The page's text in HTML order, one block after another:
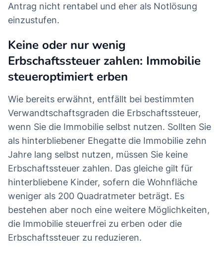
Antrag nicht rentabel und eher als Notlösung
einzustufen.
Keine oder nur wenig
Erbschaftssteuer zahlen: Immobilie
steueroptimiert erben
Wie bereits erwähnt, entfällt bei bestimmten
Verwandtschaftsgraden die Erbschaftssteuer,
wenn Sie die Immobilie selbst nutzen. Sollten Sie
als hinterbliebener Ehegatte die Immobilie zehn
Jahre lang selbst nutzen, müssen Sie keine
Erbschaftssteuer zahlen. Das gleiche gilt für
hinterbliebene Kinder, sofern die Wohnfläche
weniger als 200 Quadratmeter beträgt. Es
bestehen aber noch eine weitere Möglichkeiten,
die Immobilie steuerfrei zu erben oder die
Erbschaftssteuer zu reduzieren.